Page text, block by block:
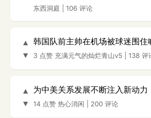
东西洞庭 106 评论
▲
▼
韩国队前主帅在机场被球迷围住
3 点赞 充满元气的灿烂青山v5 138 评
▲
▼
为中美关系发展不断注入新动力
14 点赞 热心消闲 200 评论